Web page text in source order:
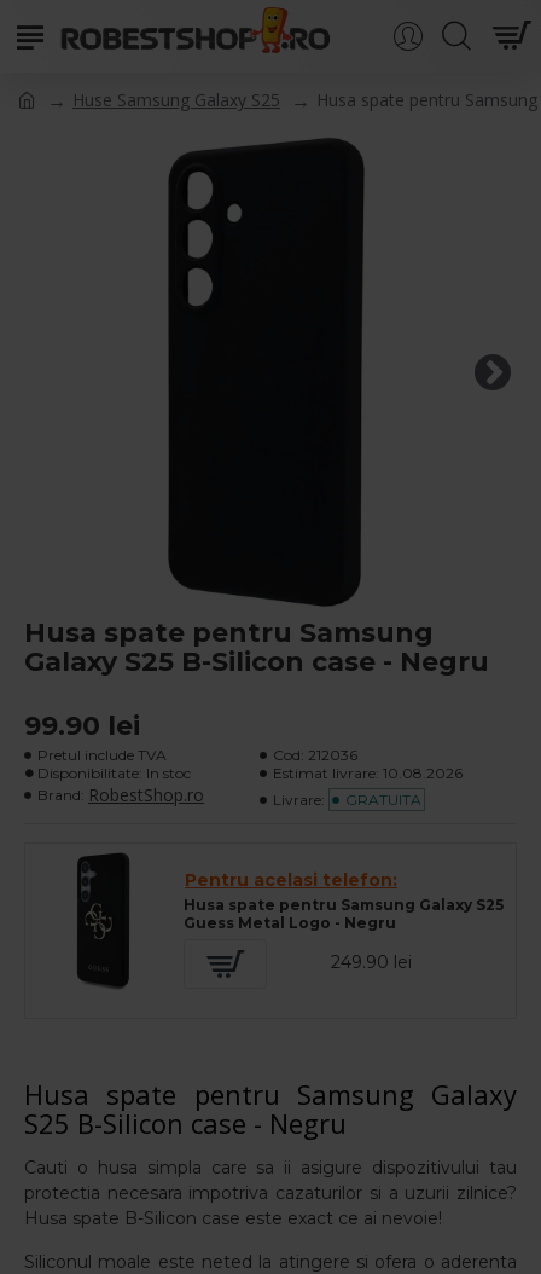
Huse Samsung Galaxy S25 Husa spate pentru
Husa spate pentru Samsung
Galaxy S25 B-Silicon case - Negru
99.90 lei
Pretul include TVA
Disponibilitate: In stoc
Brand: RobestShop.ro
Cod: 212036
Estimat livrare: 10.08.2026
Livrare:
GRATUITA
Pentru acelasi telefon:
Husa spate pentru Samsung Galaxy S25
Guess Metal Logo - Negru
249.90 lei
Husa spate pentru Samsung Galaxy
S25 B-Silicon case - Negru
Cauti o husa simpla care sa ii asigure dispozitivului tau
protectia necesara impotriva cazaturilor si a uzurii zilnice?
Husa spate B-Silicon case este exact ce ai nevoie!
Siliconul moale este neted la atingere si ofera o aderenta